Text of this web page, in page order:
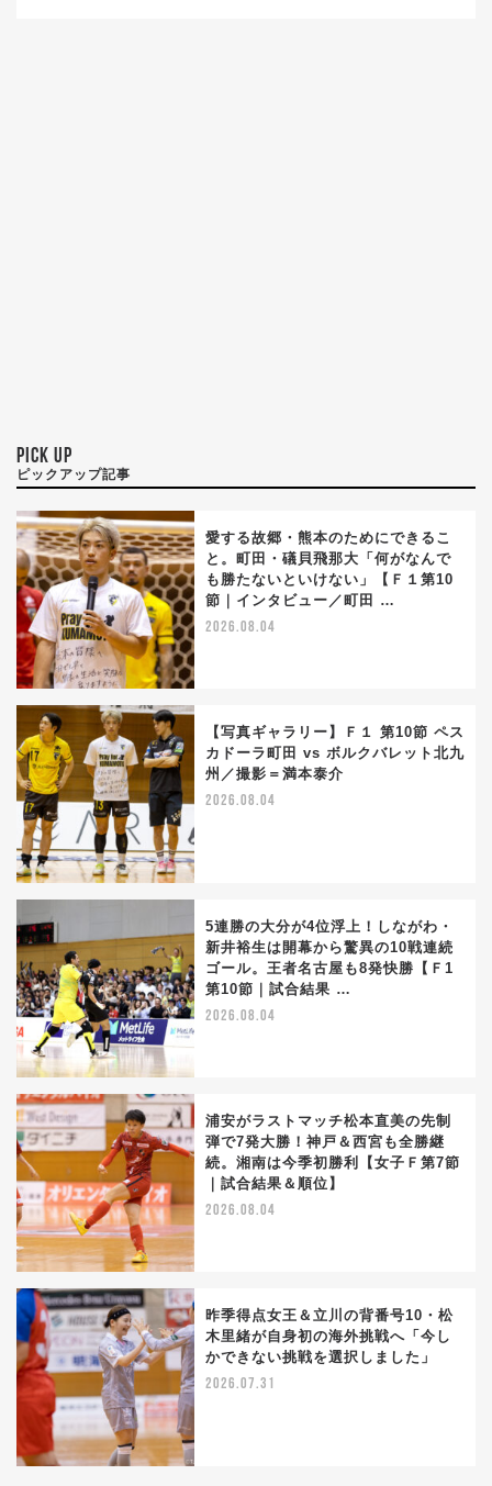
PICK UP
ピックアップ記事
愛する故郷・熊本のためにできるこ
と。町田・礒貝飛那大「何がなんで
も勝たないといけない」【Ｆ１第10
節｜インタビュー／町田 …
2026.08.04
【写真ギャラリー】Ｆ１ 第10節 ペス
カドーラ町田 vs ボルクバレット北九
州／撮影＝満本泰介
2026.08.04
5連勝の大分が4位浮上！しながわ・
新井裕生は開幕から驚異の10戦連続
ゴール。王者名古屋も8発快勝【Ｆ1
第10節｜試合結果 …
2026.08.04
浦安がラストマッチ松本直美の先制
弾で7発大勝！神戸＆西宮も全勝継
続。湘南は今季初勝利【女子Ｆ第7節
｜試合結果＆順位】
2026.08.04
昨季得点女王＆立川の背番号10・松
木里緒が自身初の海外挑戦へ「今し
かできない挑戦を選択しました」
2026.07.31